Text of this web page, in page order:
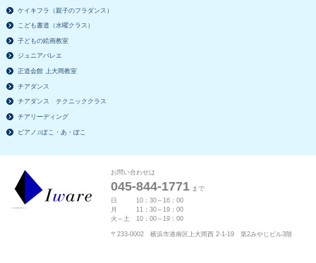
ケイキフラ（親子のフラダンス）
こども書道（水曜クラス）
子どもの絵画教室
ジュニアバレエ
正道会館 上大岡教室
チアダンス
チアダンス テクニッククラス
チアリーディング
ピアノ♫ぽこ・あ・ぽこ
お問い合わせは
045-844-1771まで
日 10：30～16：00
月 11：30～19：00
火～土 10：00～19：00
〒233-0002 横浜市港南区上大岡西 2-1-19 第2みやじビル3階